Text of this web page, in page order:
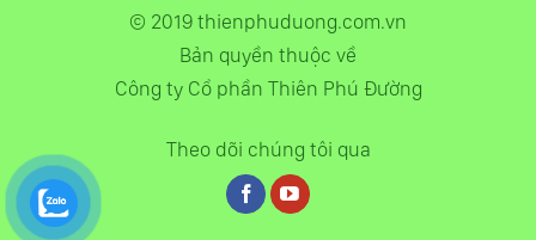
© 2019 thienphuduong.com.vn
Bản quyền thuộc về
Công ty Cổ phần Thiên Phú Đường
Theo dõi chúng tôi qua